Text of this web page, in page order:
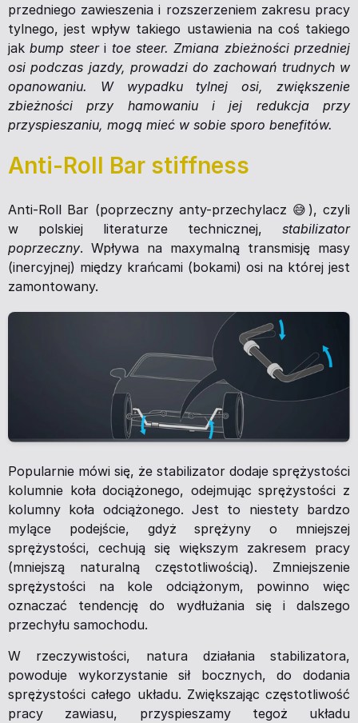
przedniego zawieszenia i rozszerzeniem zakresu pracy
tylnego, jest wpływ takiego ustawienia na coś takiego
jakbump steeri toe steer. Zmiana zbieżności przedniej
osi podczas jazdy, prowadzi do zachowań trudnych w
opanowaniu. W wypadku tylnej osi, zwiększenie
zbieżności przy hamowaniu i jej redukcja przy
przyspieszaniu, mogą mieć w sobie sporo benefitów.
Anti-Roll Bar stiffness
Anti-Roll Bar (poprzeczny anty-przechylacz 😅), czyli
w polskiej literaturze technicznej, stabilizator
poprzeczny. Wpływa na maxymalną transmisję masy
(inercyjnej) między krańcami (bokami) osi na której jest
zamontowany.
Popularnie mówi się, że stabilizator dodaje sprężystości
kolumnie koła dociążonego, odejmując sprężystości z
kolumny koła odciążonego. Jest to niestety bardzo
mylące podejście, gdyż sprężyny o mniejszej
sprężystości, cechują się większym zakresem pracy
(mniejszą naturalną częstotliwością). Zmniejszenie
sprężystości na kole odciążonym, powinno więc
oznaczać tendencję do wydłużania się i dalszego
przechyłu samochodu.
W rzeczywistości, natura działania stabilizatora,
powoduje wykorzystanie sił bocznych, do dodania
sprężystości całego układu. Zwiększając częstotliwość
pracy zawiasu, przyspieszamy tegoż układu